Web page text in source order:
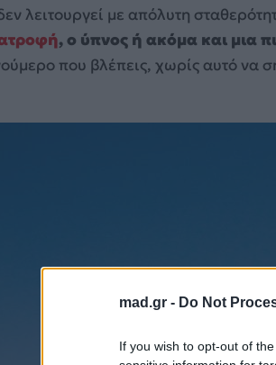
mad.gr - Do Not
If you wish to opt-out of
λειτουργεί με απόλυτη
, ο ύπνος ή ακόμα και μια
που βλέπεις, χωρίς αυτό να